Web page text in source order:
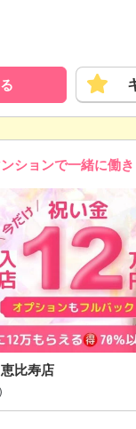
ションで一緒に働
比寿店